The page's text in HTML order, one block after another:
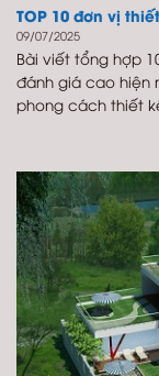
TOP 10 đơn vị
09/07/2025
Bài viết tổng hợp
đánh giá cao hiện
phong cách thiết